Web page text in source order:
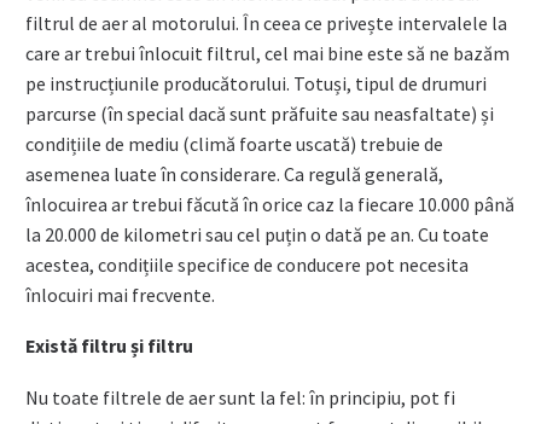
filtrul de aer al motorului. În ceea ce privește intervalele la
care ar trebui înlocuit filtrul, cel mai bine este să ne bazăm
pe instrucțiunile producătorului. Totuși, tipul de drumuri
parcurse (în special dacă sunt prăfuite sau neasfaltate) și
condițiile de mediu (climă foarte uscată) trebuie de
asemenea luate în considerare. Ca regulă generală,
înlocuirea ar trebui făcută în orice caz la fiecare 10.000 până
la 20.000 de kilometri sau cel puțin o dată pe an. Cu toate
acestea, condițiile specifice de conducere pot necesita
înlocuiri mai frecvente.
Există filtru și filtru
Nu toate filtrele de aer sunt la fel: în principiu, pot fi